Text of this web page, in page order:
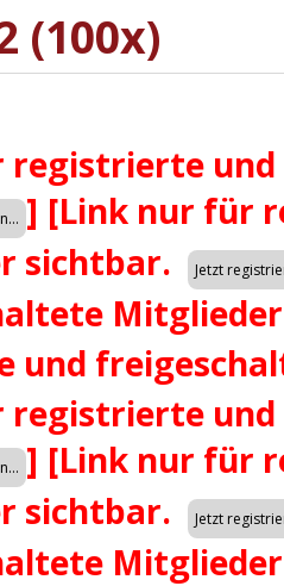
(100x)
registrierte
] [Link nur für
sichtbar.
und
registrierte
] [Link nur für
sichtbar.